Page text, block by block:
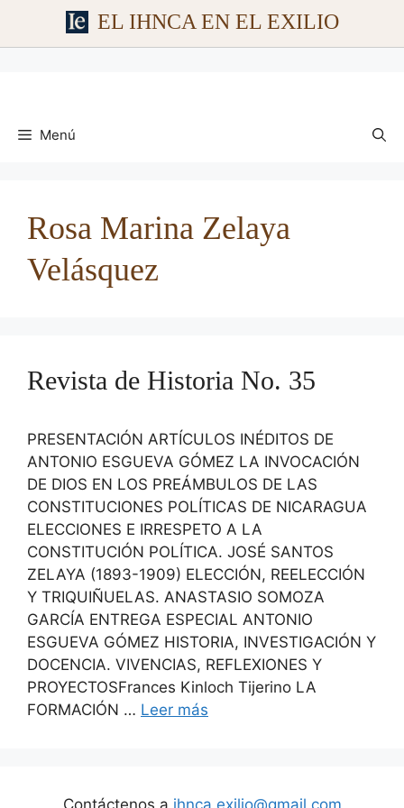
EL IHNCA EN EL EXILIO
contenido
Menú
Rosa Marina Zelaya
Velásquez
Revista de Historia No. 35
PRESENTACIÓN ARTÍCULOS INÉDITOS DE
ANTONIO ESGUEVA GÓMEZ LA INVOCACIÓN
DE DIOS EN LOS PREÁMBULOS DE LAS
CONSTITUCIONES POLÍTICAS DE NICARAGUA
ELECCIONES E IRRESPETO A LA
CONSTITUCIÓN POLÍTICA. JOSÉ SANTOS
ZELAYA (1893-1909) ELECCIÓN, REELECCIÓN
Y TRIQUIÑUELAS. ANASTASIO SOMOZA
GARCÍA ENTREGA ESPECIAL ANTONIO
ESGUEVA GÓMEZ HISTORIA, INVESTIGACIÓN Y
DOCENCIA. VIVENCIAS, REFLEXIONES Y
PROYECTOSFrances Kinloch Tijerino LA
FORMACIÓN … Leer más
Contáctenos a ihnca.exilio@gmail.com